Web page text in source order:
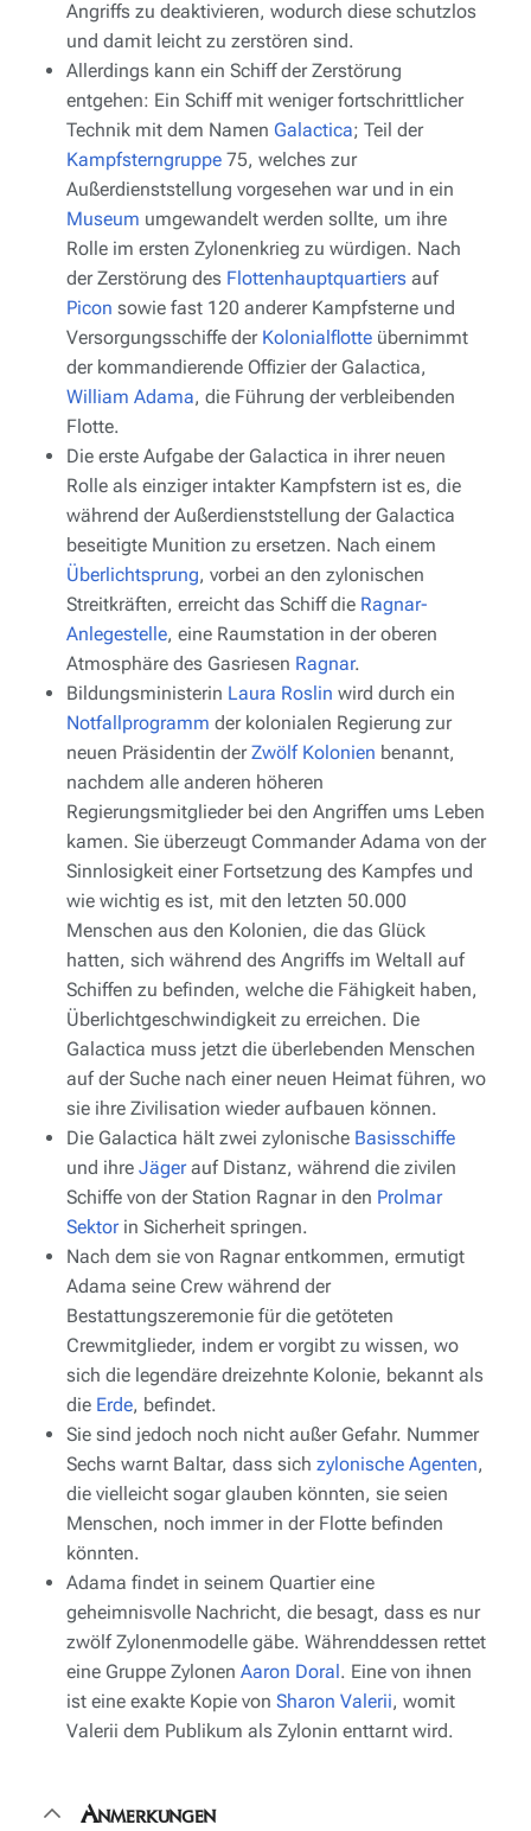
Angriffs zu deaktivieren, wodurch diese schutzlos
und damit leicht zu zerstören sind.
Allerdings kann ein Schiff der Zerstörung
entgehen: Ein Schiff mit weniger fortschrittlicher
Technik mit dem Namen Galactica; Teil der
Kampfsterngruppe 75, welches zur
Außerdienststellung vorgesehen war und in ein
Museum umgewandelt werden sollte, um ihre
Rolle im ersten Zylonenkrieg zu würdigen. Nach
der Zerstörung des Flottenhauptquartiers auf
Picon sowie fast 120 anderer Kampfsterne und
Versorgungsschiffe der Kolonialflotte übernimmt
der kommandierende Offizier der Galactica,
William Adama, die Führung der verbleibenden
Flotte.
Die erste Aufgabe der Galactica in ihrer neuen
Rolle als einziger intakter Kampfstern ist es, die
während der Außerdienststellung der Galactica
beseitigte Munition zu ersetzen. Nach einem
Überlichtsprung, vorbei an den zylonischen
Streitkräften, erreicht das Schiff die Ragnar-
Anlegestelle, eine Raumstation in der oberen
Atmosphäre des Gasriesen Ragnar.
Bildungsministerin Laura Roslin wird durch ein
Notfallprogramm der kolonialen Regierung zur
neuen Präsidentin derZwölf Kolonien benannt,
nachdem alle anderen höheren
Regierungsmitglieder bei den Angriffen ums Leben
kamen. Sie überzeugt Commander Adama von der
Sinnlosigkeit einer Fortsetzung des Kampfes und
wie wichtig es ist, mit den letzten 50.000
Menschen aus den Kolonien, die das Glück
hatten, sich während des Angriffs im Weltall auf
Schiffen zu befinden, welche die Fähigkeit haben,
Überlichtgeschwindigkeit zu erreichen. Die
Galactica muss jetzt die überlebenden Menschen
auf der Suche nach einer neuen Heimat führen, wo
sie ihre Zivilisation wieder aufbauen können.
Die Galactica hält zwei zylonische Basisschiffe
und ihre Jägerauf Distanz, während die zivilen
Schiffe von der Station Ragnar in den Prolmar
Sektorin Sicherheit springen.
Nach dem sie von Ragnar entkommen, ermutigt
Adama seine Crew während der
Bestattungszeremonie für die getöteten
Crewmitglieder, indem er vorgibt zu wissen, wo
sich die legendäre dreizehnte Kolonie, bekannt als
die Erde, befindet.
Sie sind jedoch noch nicht außer Gefahr. Nummer
Sechs warnt Baltar, dass sich zylonische Agenten,
die vielleicht sogar glauben könnten, sie seien
Menschen, noch immer in der Flotte befinden
könnten.
Adama findet in seinem Quartier eine
geheimnisvolle Nachricht, die besagt, dass es nur
zwölf Zylonenmodelle gäbe. Währenddessen rettet
eine Gruppe Zylonen Aaron Doral. Eine von ihnen
ist eine exakte Kopie von Sharon Valerii, womit
Valerii dem Publikum als Zylonin enttarnt wird.
Anmerkungen